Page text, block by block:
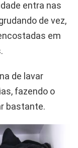
entra nas
de vez,
em
de lavar
fazendo o
bastante.